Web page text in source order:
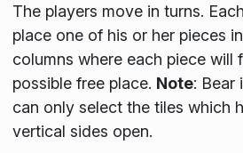
The players move in turns.
place one of his or her pieces
columns where each piece will
possible free place. Note: Bear
can only select the tiles which
vertical sides open.